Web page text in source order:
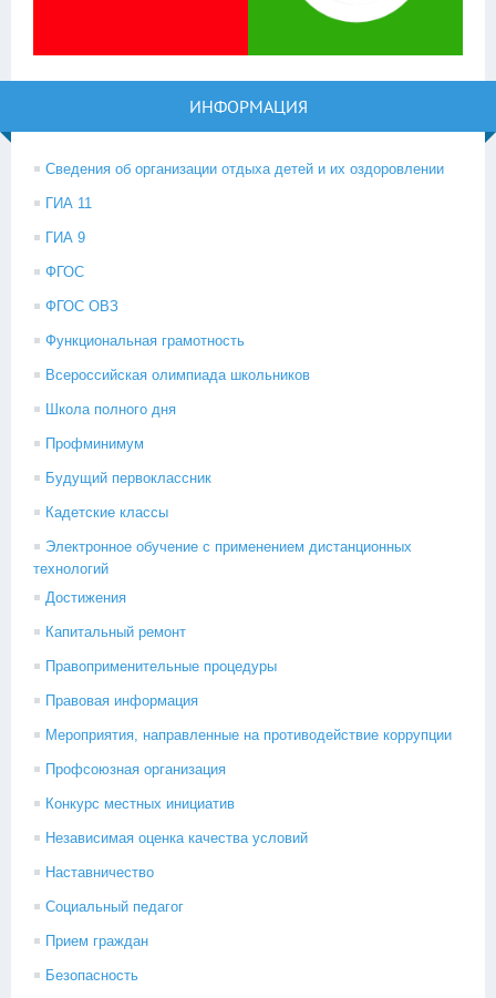
ИНФОРМАЦИЯ
Сведения об организации отдыха детей и их оздоровлении
ГИА 11
ГИА 9
ФГОС
ФГОС ОВЗ
Функциональная грамотность
Всероссийская олимпиада школьников
Школа полного дня
Профминимум
Будущий первоклассник
Кадетские классы
Электронное обучение с применением дистанционных
технологий
Достижения
Капитальный ремонт
Правоприменительные процедуры
Правовая информация
Мероприятия, направленные на противодействие коррупции
Профсоюзная организация
Конкурс местных инициатив
Независимая оценка качества условий
Наставничество
Социальный педагог
Прием граждан
Безопасность